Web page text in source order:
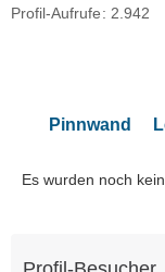
Profil-Aufrufe
2.942
Pinnwand
Es wurden noch